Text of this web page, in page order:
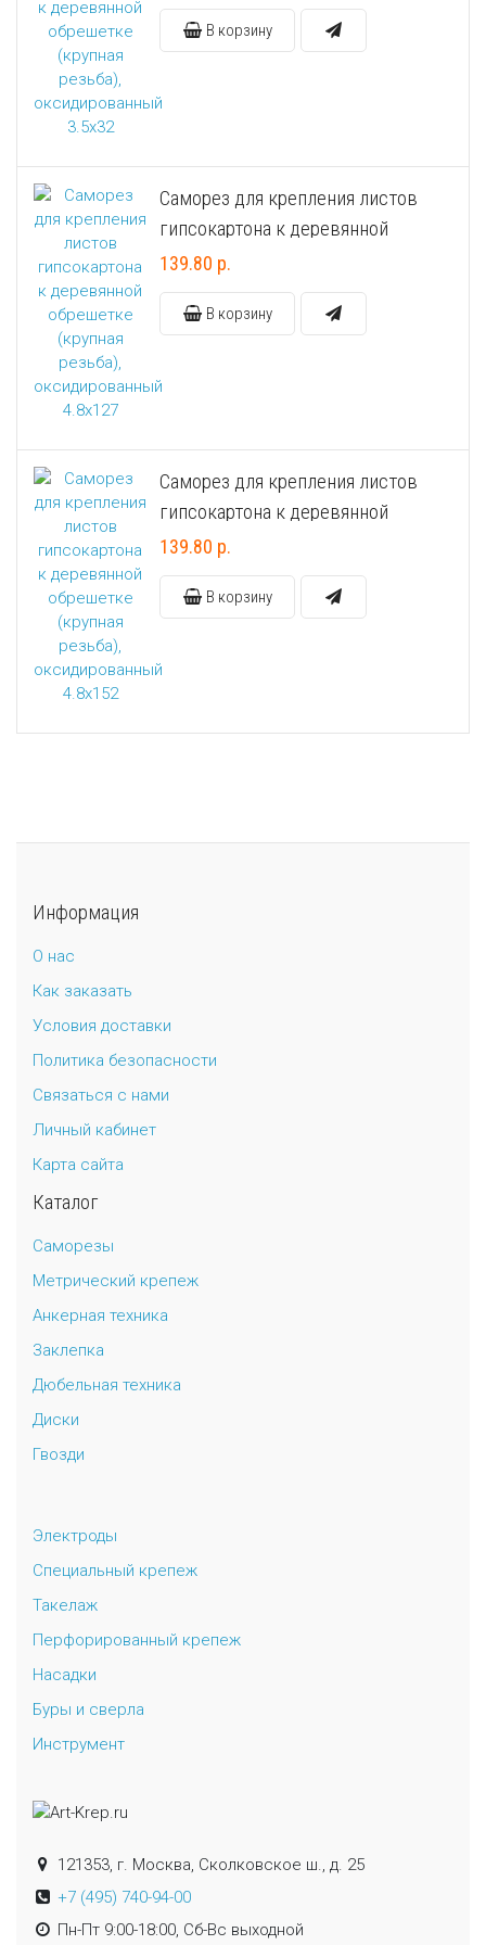
Универсальный дюбель потай и с бортом
Универсальный распорный дюбель с петельным крюком RUO
Универсальный распорный дюбель с простым крюком RUL
Фасадный анкер “Wkret-met”
Шпатель фасадный нержавеющий, зубчатый 8х8мм
оксидированный 3.5x32
В корзину
Саморез для крепления листов
гипсокартона к деревянной
обрешетке (крупная резьба),
оксидированный 4.8х127
139.80 р.
В корзину
Саморез для крепления листов
гипсокартона к деревянной
обрешетке (крупная резьба),
оксидированный 4.8х152
139.80 р.
В корзину
121353, г. Москва, Сколковское ш., д. 25
+7 (495) 740-94-00
Пн-Пт 9:00-18:00, Сб-Вс выходной
Информация
О нас
Как заказать
Условия доставки
Политика безопасности
Связаться с нами
Личный кабинет
Карта сайта
Каталог
Саморезы
Метрический крепеж
Анкерная техника
Заклепка
Дюбельная техника
Диски
Гвозди
Электроды
Специальный крепеж
Такелаж
Перфорированный крепеж
Насадки
Буры и сверла
Инструмент